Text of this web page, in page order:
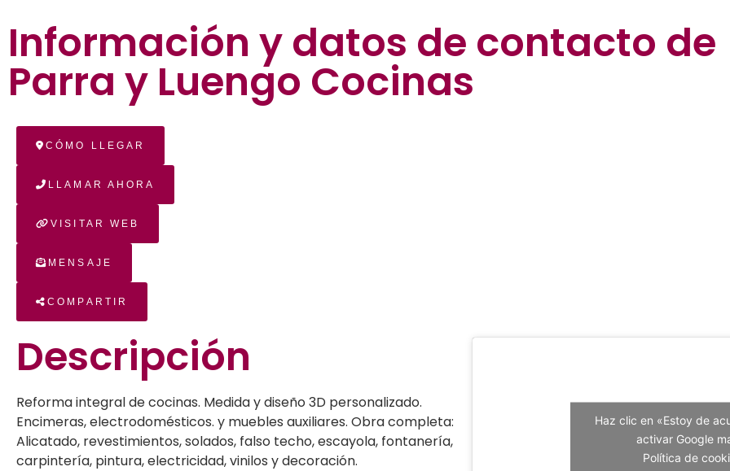
Información y datos de contacto de
Parra y Luengo Cocinas
CÓMO LLEGAR
LLAMAR AHORA
VISITAR WEB
MENSAJE
COMPARTIR
Descripción
Reforma integral de cocinas. Medida y diseño 3D personalizado.
Encimeras, electrodomésticos. y muebles auxiliares. Obra completa:
Alicatado, revestimientos, solados, falso techo, escayola, fontanería,
carpintería, pintura, electricidad, vinilos y decoración.
Haz clic en «Estoy de
activar Google
Política de